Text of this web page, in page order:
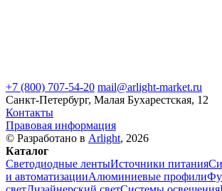
+7 (800) 707-54-20 mail@arlight-market.ru
Санкт-Петербург, Малая Бухарестская, 12
Контакты
Правовая информация
© Разработано в Arlight, 2026
Каталог
Светодиодные лентыИсточники питания
и автоматизацииАлюминиевые профили